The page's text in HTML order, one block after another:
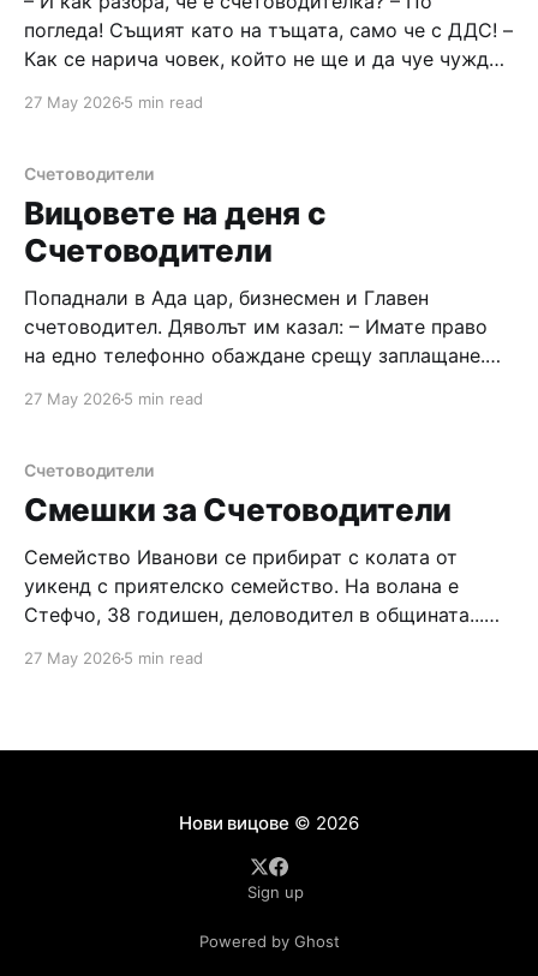
погледа! Същият като на тъщата, само че с ДДС! –
Как се нарича човек, който не ще и да чуе чуждо
върти около него??? – Нашия главен
27 May 2026 5 min read
Счетоводители
Вицовете на деня с
Счетоводители
Попаднали в Ада цар, бизнесмен и Главен
счетоводител. Дяволът им казал: – Имате право
на едно телефонно обаждане срещу заплащане.
са нещата в семейството, в царството. Отговарят
27 May 2026 5 min read
Счетоводители
Смешки за Счетоводители
Семейство Иванови се прибират с колата от
уикенд с приятелско семейство. На волана е
Стефчо, 38 годишен, деловодител в общината...
счетоводител. На средата на задната седалка с
27 May 2026 5 min read
Нови вицове © 2026
Sign up
Powered by Ghost